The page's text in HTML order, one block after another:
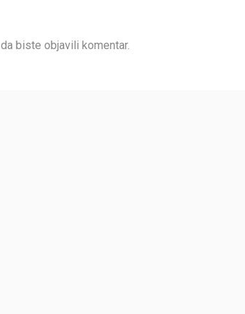
da biste objavili komentar.